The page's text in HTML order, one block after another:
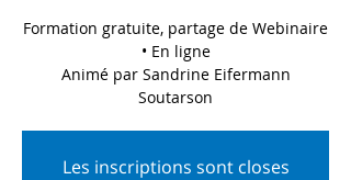
Formation gratuite, partage de Webinaire
• En ligne
Animé par Sandrine Eifermann
Soutarson
Les inscriptions sont closes